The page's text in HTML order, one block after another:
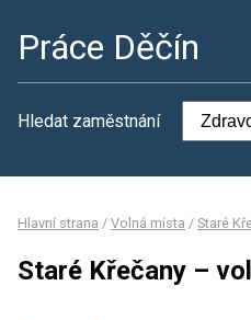
Práce Děčín
Hledat zaměstnání
Hlavní strana / Volná místa / Staré
Staré Křečany –